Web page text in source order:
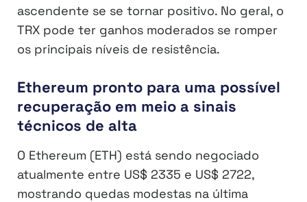
ascendente se se tornar positivo. No geral, o
TRX pode ter ganhos moderados se romper
os principais níveis de resistência.
Ethereum pronto para uma possível
recuperação em meio a sinais
técnicos de alta
O Ethereum (ETH) está sendo negociado
atualmente entre US$ 2335 e US$ 2722,
mostrando quedas modestas na última